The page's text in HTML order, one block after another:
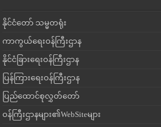
နိုင်ငံတော် သမ္မတရုံး
ကာကွယ်ရေးဝန်ကြီးဌာန
နိုင်ငံခြားရေးဝန်ကြီးဌာန
ပြန်ကြားရေးဝန်ကြီးဌာန
ပြည်ထောင်စုလွှတ်တော်
ဝန်ကြီးဌာနများ၏WebSiteများ